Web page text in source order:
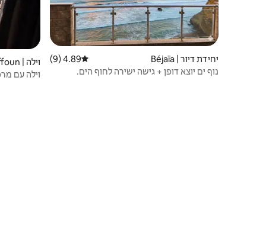
יחידת דיור | Béjaïa דירוג ממוצע של 4.89 מתוך 5, 9 ביקורות
4.89 (9)
נוף ים יוצא דופן + גישה ישירה לחוף הים.
וילה | Azeffoun
וילה עם